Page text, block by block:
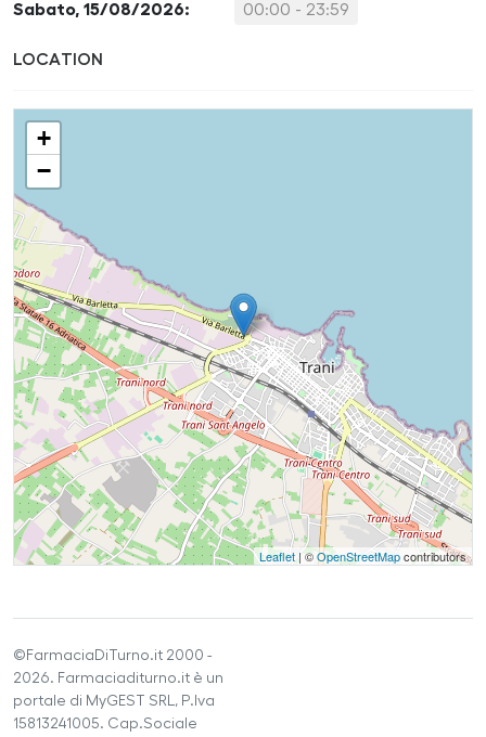
Sabato, 15/08/2026: 00:00 - 23:59
LOCATION
+
−
Leaflet| ©OpenStreetMapcontributors
©FarmaciaDiTurno.it 2000 -
2026. Farmaciaditurno.it è un
portale di MyGEST SRL, P.Iva
15813241005. Cap.Sociale